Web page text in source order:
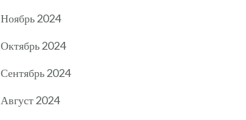
Ноябрь 2024
Октябрь 2024
Сентябрь 2024
Август 2024